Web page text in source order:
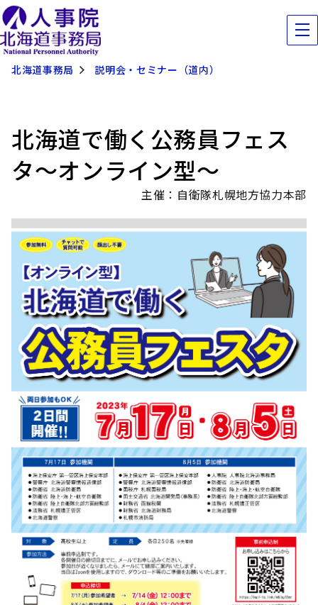
北海道事務局 説明会・セミナー（道内）
北海道で働く公務員フェス
タ～オンライン型～
主催：自衛隊札幌地方協力本部